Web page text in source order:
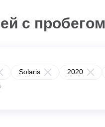
с пробегом
Solaris 2020